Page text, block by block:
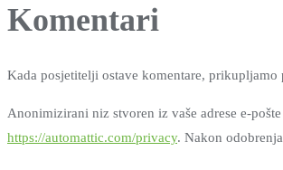
Komentari
Kada posjetitelji ostave komentare,
Anonimizirani niz stvoren iz vaše adrese e-
https://automattic.com/privacy. Nakon